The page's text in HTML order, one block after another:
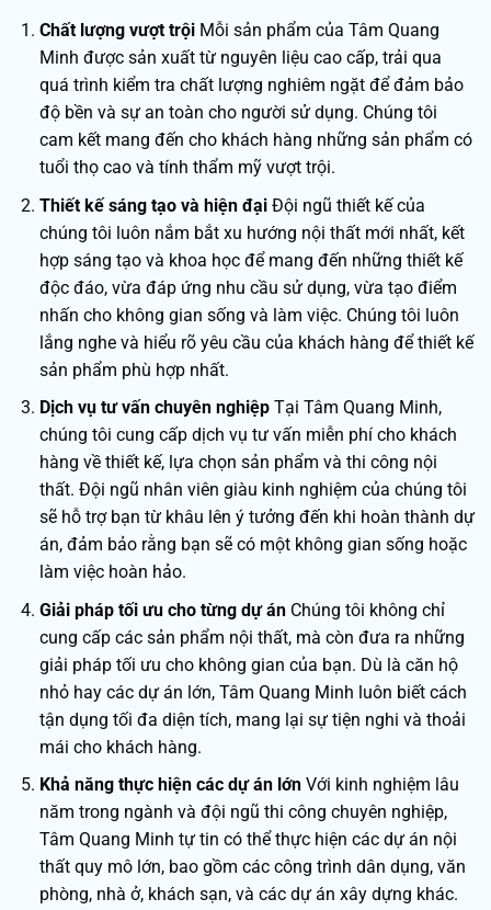
Chất lượng vượt trộiMỗi sản phẩm của Tâm Quang
Minh được sản xuất từ nguyên liệu cao cấp, trải qua
quá trình kiểm tra chất lượng nghiêm ngặt để đảm bảo
độ bền và sự an toàn cho người sử dụng. Chúng tôi
cam kết mang đến cho khách hàng những sản phẩm có
tuổi thọ cao và tính thẩm mỹ vượt trội.
Thiết kế sáng tạo và hiện đạiĐội ngũ thiết kế của
chúng tôi luôn nắm bắt xu hướng nội thất mới nhất, kết
hợp sáng tạo và khoa học để mang đến những thiết kế
độc đáo, vừa đáp ứng nhu cầu sử dụng, vừa tạo điểm
nhấn cho không gian sống và làm việc. Chúng tôi luôn
lắng nghe và hiểu rõ yêu cầu của khách hàng để thiết kế
sản phẩm phù hợp nhất.
Dịch vụ tư vấn chuyên nghiệpTại Tâm Quang Minh,
chúng tôi cung cấp dịch vụ tư vấn miễn phí cho khách
hàng về thiết kế, lựa chọn sản phẩm và thi công nội
thất. Đội ngũ nhân viên giàu kinh nghiệm của chúng tôi
sẽ hỗ trợ bạn từ khâu lên ý tưởng đến khi hoàn thành dự
án, đảm bảo rằng bạn sẽ có một không gian sống hoặc
làm việc hoàn hảo.
Giải pháp tối ưu cho từng dự ánChúng tôi không chỉ
cung cấp các sản phẩm nội thất, mà còn đưa ra những
giải pháp tối ưu cho không gian của bạn. Dù là căn hộ
nhỏ hay các dự án lớn, Tâm Quang Minh luôn biết cách
tận dụng tối đa diện tích, mang lại sự tiện nghi và thoải
mái cho khách hàng.
Khả năng thực hiện các dự án lớnVới kinh nghiệm lâu
năm trong ngành và đội ngũ thi công chuyên nghiệp,
Tâm Quang Minh tự tin có thể thực hiện các dự án nội
thất quy mô lớn, bao gồm các công trình dân dụng, văn
phòng, nhà ở, khách sạn, và các dự án xây dựng khác.